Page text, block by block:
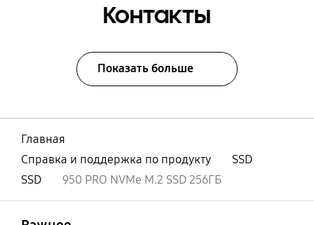
Контакты
Показать больше
Главная
Справка и поддержка по продукту
SSD
SSD
950 PRO NVMe M.2 SSD 256ГБ